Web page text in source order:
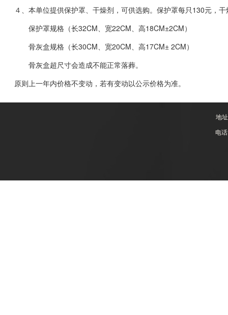
４、本单位提供保护罩、干燥剂，可供选购。保护罩每只130元，
保护罩规格（长32CM、宽22CM、高18CM±2CM）
骨灰盒规格（长30CM、宽20CM、高17CM± 2CM）
骨灰盒超尺寸会造成不能正常落葬。
原则上一年内价格不变动，若有变动以公示价格为准。
地
电